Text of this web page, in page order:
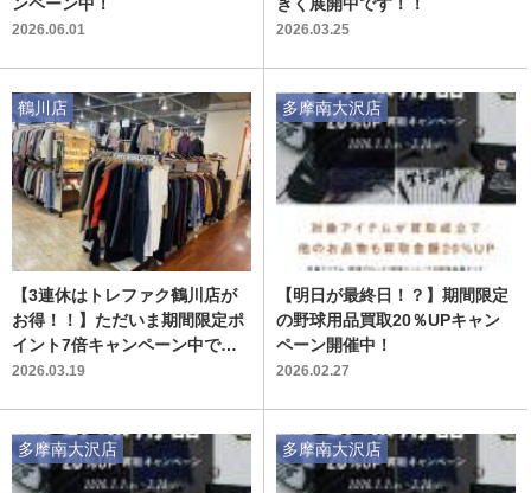
ンペーン中！
2026.06.01
きく展開中です！！
2026.03.25
【3連休はトレファク鶴川店が
お得！！】ただいま期間限定ポ
イント7倍キャンペーン中で
す！！
2026.03.19
鶴川店
【明日が最終日！？】期間限定
の野球用品買取20％UPキャン
ペーン開催中！
2026.02.27
多摩南大沢店
多摩南大沢店 多摩南大沢店